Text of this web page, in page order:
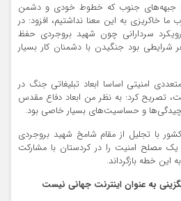
جبهه‌های جنوب که خطوط خودی و دشمن
خاکریزی به این معنا نداشتیم، افزود: در
سردارانی چون شهید بروجردی حفظ
بود جنگیدن با دشمنان کار بسیار
امنیتی اساسا ابعاد تبلیغاتی جنگ در
تصریح کرد: به نظر من ابعاد دفاع مقدس
و حساسیت‌های بسیار خاصی بود.
با تجلیل از مقام شامخ شهید بروجردی
مصلح امنیت را در کردستان با مشارکت
این خطه بازگرداند.
به عنوان اینترنت جهانی نیست